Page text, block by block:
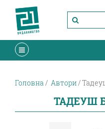
Головна Автори
ТАДЕУШ